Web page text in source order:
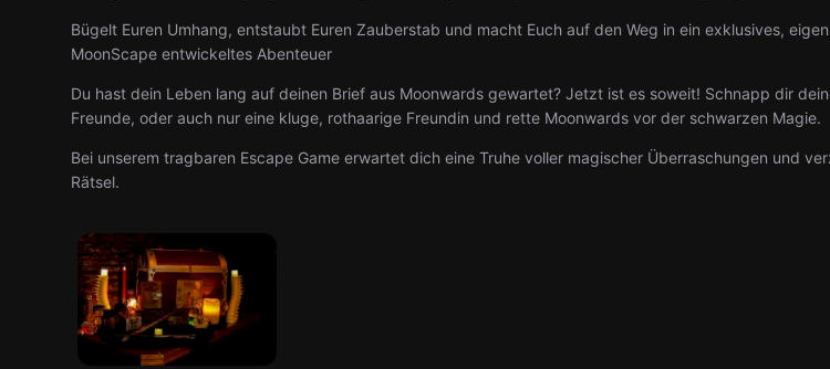
Bügelt Euren Umhang, entstaubt Euren Zauberstab und macht Euch auf den Weg in ein exklusives,
MoonScape entwickeltes Abenteuer
Du hast dein Leben lang auf deinen Brief aus Moonwards gewartet? Jetzt ist es soweit! Schnapp dir
Freunde, oder auch nur eine kluge, rothaarige Freundin und rette Moonwards vor der schwarzen Magie.
Bei unserem tragbaren Escape Game erwartet dich eine Truhe voller magischer Überraschungen und
Rätsel.